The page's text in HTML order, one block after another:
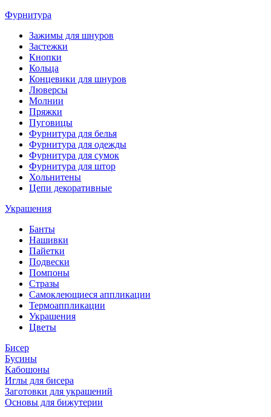
Фурнитура
Зажимы для шнуров
Застежки
Кнопки
Кольца
Концевики для шнуров
Люверсы
Молнии
Пряжки
Пуговицы
Фурнитура для белья
Фурнитура для одежды
Фурнитура для сумок
Фурнитура для штор
Хольнитены
Цепи декоративные
Украшения
Банты
Нашивки
Пайетки
Подвески
Помпоны
Стразы
Самоклеющиеся аппликации
Термоаппликации
Украшения
Цветы
Бисер
Бусины
Кабошоны
Иглы для бисера
Заготовки для украшений
Основы для бижутерии